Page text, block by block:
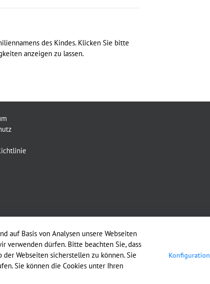
des Kindes. Klicken Sie bitte
anzeigen zu lassen.
auf Basis von Analysen unsere Webseiten
verwenden dürfen. Bitte beachten Sie, dass
Webseiten sicherstellen zu können. Sie
Sie können die Cookies unter Ihren
Konfiguration